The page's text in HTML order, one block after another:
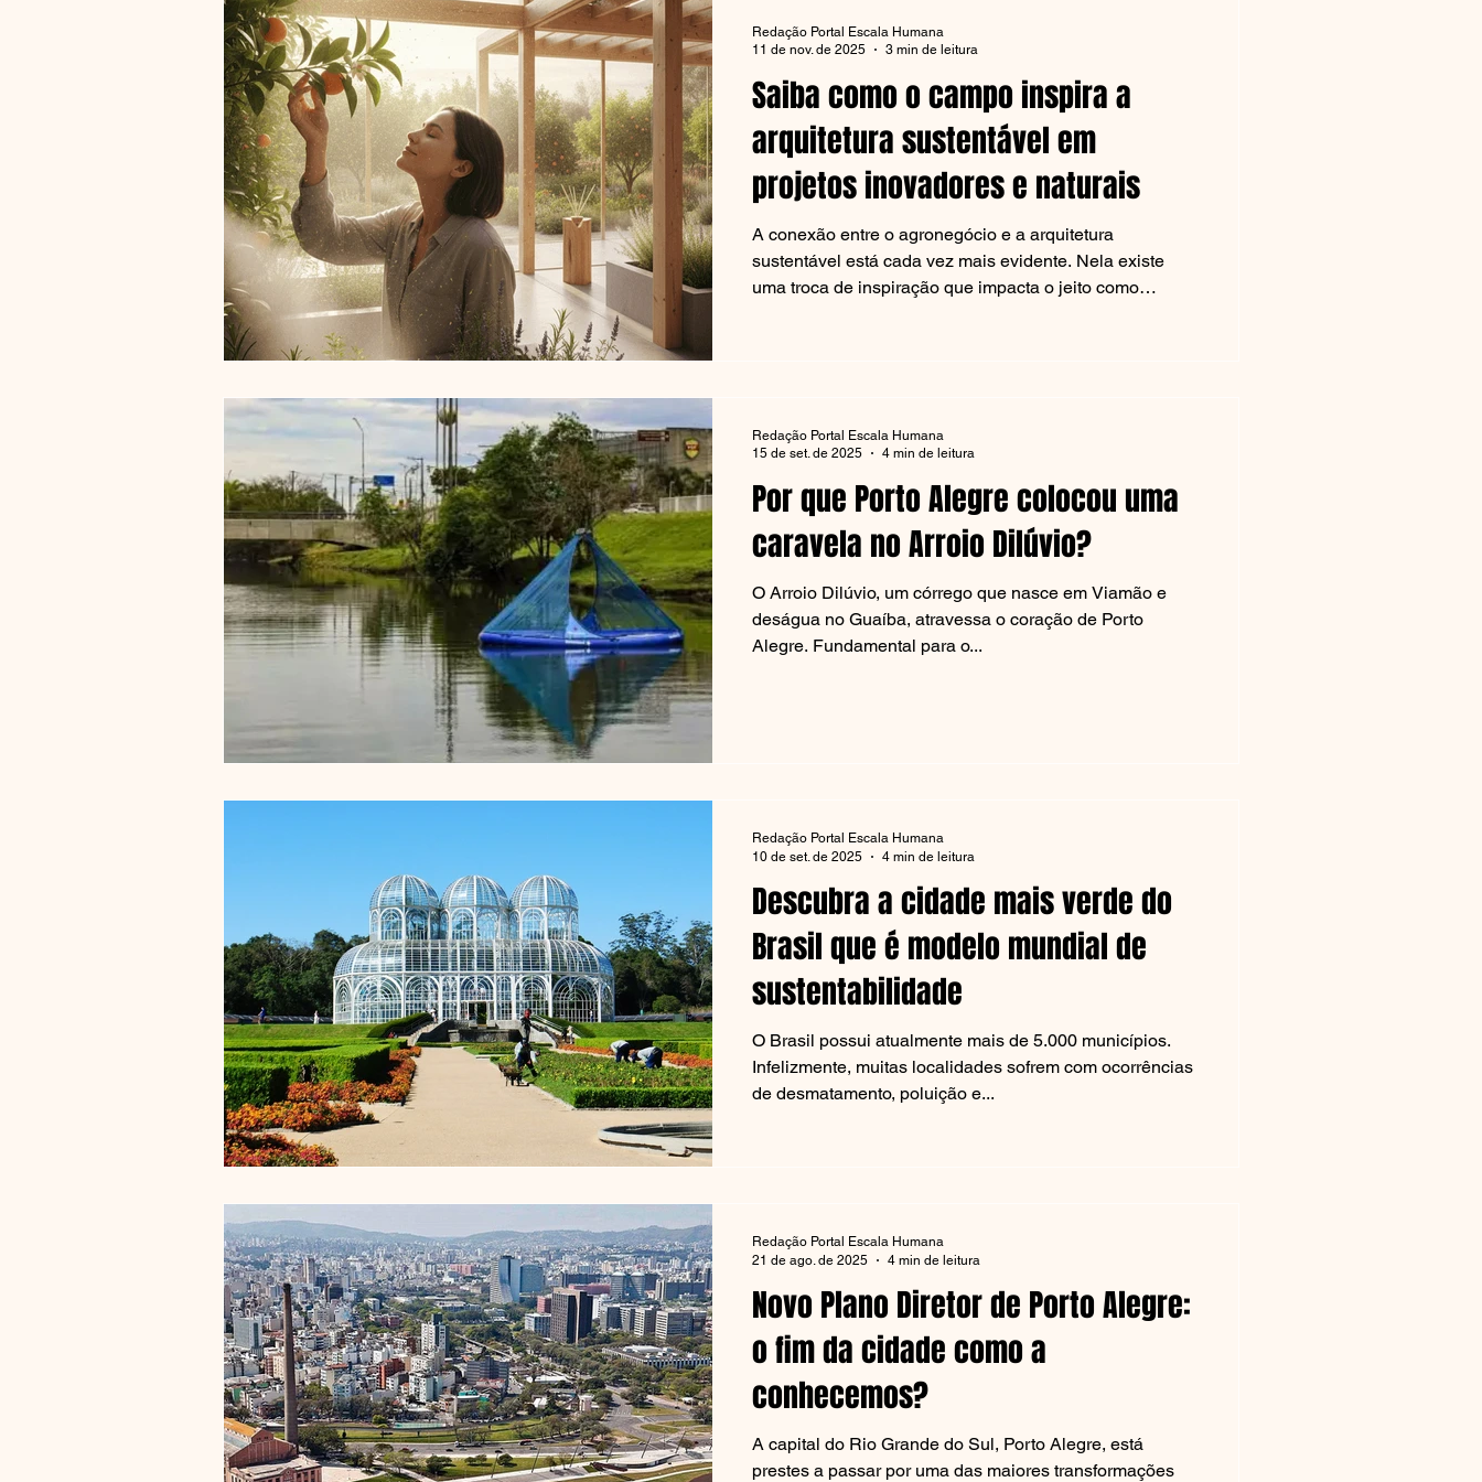
Escala Humana traz uma reflexão sobre a form
Saiba como o campo inspira a
arquitetura sustentável em
projetos inovadores e naturais
A conexão entre o agronegócio e a arquitetura
sustentável está cada vez mais evidente. Nela existe
uma troca de inspiração que impacta o jeito como
e uma melhor integração com a natureza.
Redação Portal Escala Humana
11 de nov. de 2025
3 min de leitura
Por que Porto Alegre colocou uma
caravela no Arroio Dilúvio?
O Arroio Dilúvio, um córrego que nasce em Viamão e
deságua no Guaíba, atravessa o coração de Porto
Alegre. Fundamental para o...
Redação Portal Escala Humana
15 de set. de 2025
4 min de leitura
Descubra a cidade mais verde do
Brasil que é modelo mundial de
sustentabilidade
O Brasil possui atualmente mais de 5.000 municípios.
Infelizmente, muitas localidades sofrem com ocorrências
de desmatamento, poluição e...
Redação Portal Escala Humana
10 de set. de 2025
4 min de leitura
Novo Plano Diretor de Porto Alegre:
o fim da cidade como a
conhecemos?
A capital do Rio Grande do Sul, Porto Alegre, está
prestes a passar por uma das maiores transformações
Redação Portal Escala Humana
21 de ago. de 2025
4 min de leitura